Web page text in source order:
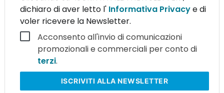
dichiaro di aver letto l' Informativa Privacye di
voler ricevere la Newsletter.
Acconsento all'invio di comunicazioni
promozionali e commerciali per conto di
terzi.
ISCRIVITI ALLA NEWSLETTER